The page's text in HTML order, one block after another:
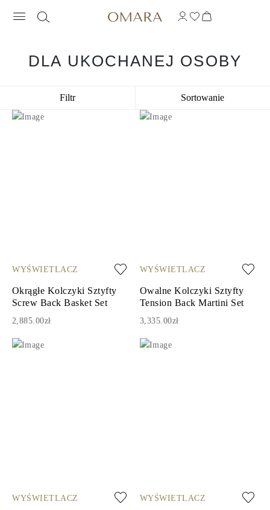
DLA UKOCHANEJ OSOBY
Filtr Sortowanie
WYŚWIETLACZ
Okrągłe Kolczyki Sztyfty
Screw Back Basket Set
2,885.00zł
WYŚWIETLACZ
Owalne Kolczyki Sztyfty
Tension Back Martini Set
3,335.00zł
WYŚWIETLACZ WYŚWIETLACZ